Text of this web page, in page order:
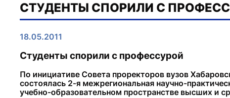
СТУДЕНТЫ СПОРИЛИ С
18.05.2011
Студенты спорили с профессурой
По инициативе Совета проректоров вузов
состоялась 2-я межрегиональная научно-
учебно-образовательном пространстве высших и